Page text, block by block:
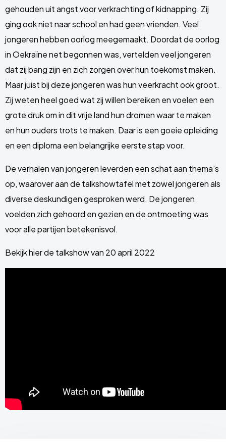
gehouden uit angst voor verkrachting of kidnapping. Zij
ging ook niet naar school en had geen vrienden. Veel
jongeren hebben oorlog meegemaakt. Doordat de oorlog
in Oekraïne net begonnen was, vertelden veel jongeren
dat zij bang zijn en zich zorgen over hun toekomst maken.
Maar juist bij deze jongeren was hun veerkracht ook groot.
Zij weten heel goed wat zij willen bereiken en voelen een
grote druk om in dit vrije land hun dromen waar te maken
en hun ouders trots te maken. Daar is een goeie opleiding
en een diploma een belangrijke eerste stap voor.
De verhalen van jongeren leverden een schat aan thema’s
op, waarover aan de talkshowtafel met zowel jongeren als
diverse deskundigen gesproken werd. De jongeren
voelden zich gehoord en gezien en de ontmoeting was
voor alle partijen betekenisvol.
Bekijk hier de talkshow van 20 april 2022